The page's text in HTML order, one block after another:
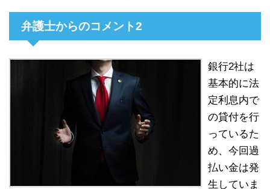
弁護士からのコメント2
銀行2社は
基本的に法
定利息内で
の貸付を行
っているた
め、今回過
払い金は発
生していま